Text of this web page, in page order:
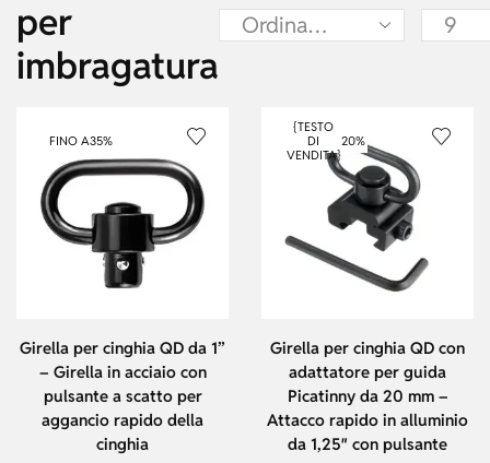
per
imbragatura
FINO A35%
Girella per cinghia QD da 1”
– Girella in acciaio con
pulsante a scatto per
aggancio rapido della
cinghia
{TESTO
DI
VENDITA}
20%
Girella per cinghia QD con
adattatore per guida
Picatinny da 20 mm –
Attacco rapido in alluminio
da 1,25″ con pulsante